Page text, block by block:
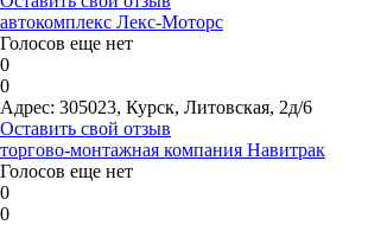
автокомплекс Лекс-Моторс
Голосов еще нет
0
0
Адрес: 305023, Курск, Литовская, 2д/6
Оставить свой отзыв
торгово-монтажная компания Навитрак
Голосов еще нет
0
0